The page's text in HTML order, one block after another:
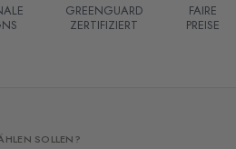
GREENGUARD
ZERTIFIZIERT
FAIRE
PREISE
SOLLEN?